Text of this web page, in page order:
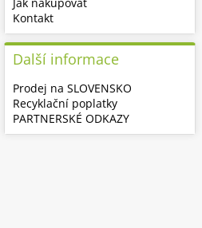
Kontakt
Další informace
Prodej na SLOVENSKO
Recyklační poplatky
PARTNERSKÉ ODKAZY